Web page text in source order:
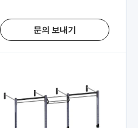
문의 보내기